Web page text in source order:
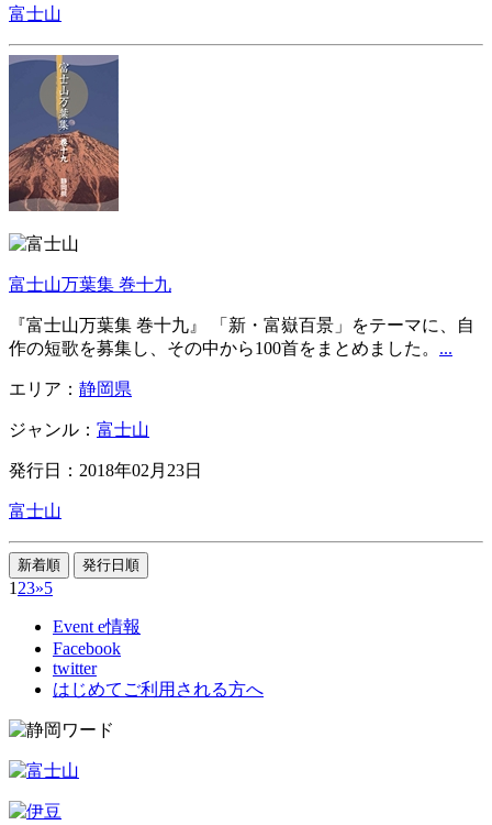
富士山
富士山万葉集 巻十九
『富士山万葉集 巻十九』 「新・富嶽百景」をテーマに、自
作の短歌を募集し、その中から100首をまとめました。 ...
エリア： 静岡県
ジャンル： 富士山
発行日：2018年02月23日
富士山
1 23»5
Event e情報
Facebook
twitter
はじめてご利用される方へ